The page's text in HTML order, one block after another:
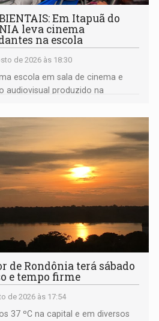
Em Itapuã do
leva cinema
na escola
de 2026 às 18:30
escola em sala de cinema e
audiovisual produzido na
de Rondônia terá sábado
e tempo firme
de 2026 às 17:54
37 ºC na capital e em diversos